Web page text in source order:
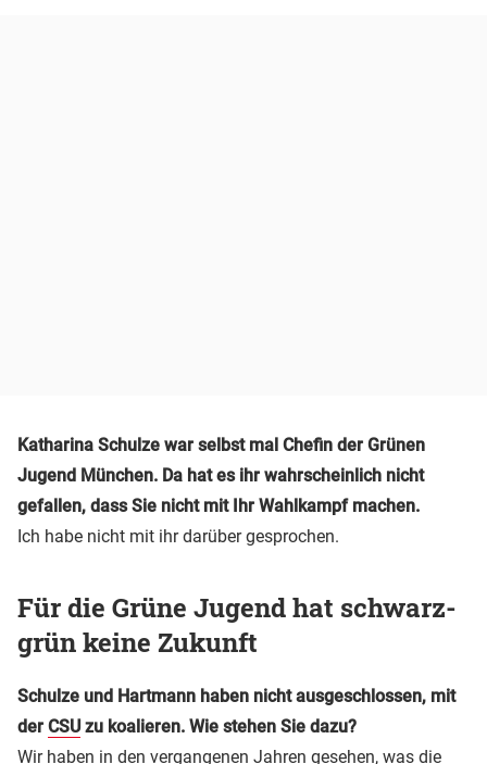
Katharina Schulze war selbst mal Chefin der Grünen
Jugend München. Da hat es ihr wahrscheinlich nicht
gefallen, dass Sie nicht mit Ihr Wahlkampf machen.
Ich habe nicht mit ihr darüber gesprochen.
Für die Grüne Jugend hat schwarz-
grün keine Zukunft
Schulze und Hartmann haben nicht ausgeschlossen, mit
der CSUzu koalieren. Wie stehen Sie dazu?
Wir haben in den vergangenen Jahren gesehen, was die